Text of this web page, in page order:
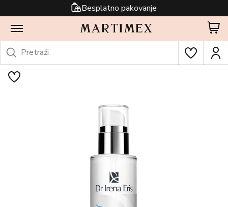
Besplatno pakovanje